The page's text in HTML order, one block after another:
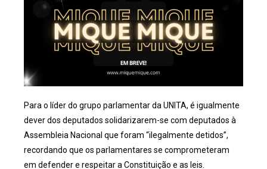
Para o líder do grupo parlamentar da UNITA, é igualmente
dever dos deputados solidarizarem-se com deputados à
Assembleia Nacional que foram “ilegalmente detidos”,
recordando que os parlamentares se comprometeram
em defender e respeitar a Constituição e as leis.